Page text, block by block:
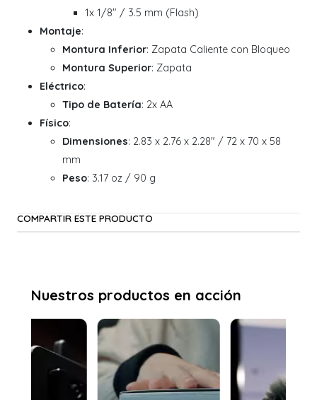
1x 1/8" / 3.5 mm (Flash)
Montaje:
Montura Inferior: Zapata Caliente con Bloqueo
Montura Superior: Zapata
Eléctrico:
Tipo de Batería: 2x AA
Físico:
Dimensiones: 2.83 x 2.76 x 2.28" / 72 x 70 x 58
mm
Peso: 3.17 oz / 90 g
COMPARTIR ESTE PRODUCTO